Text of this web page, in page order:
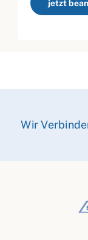
jetzt
Wir